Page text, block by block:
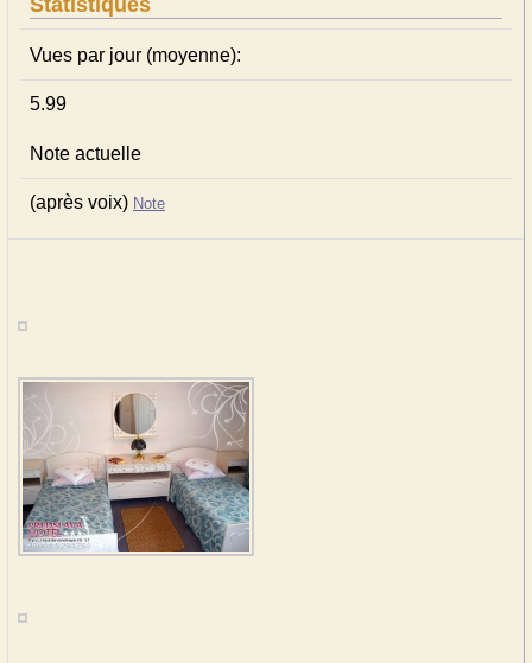
Statistiques
Vues par jour (moyenne):
5.99
Note actuelle
(après voix) Note